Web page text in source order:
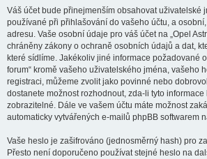
Váš účet bude přinejmenším obsahovat uživatelské
používané při přihlašování do vašeho účtu, a
adresu. Vaše osobní údaje pro váš účet na „Opel
chráněny zákony o ochraně osobních údajů a dat,
které sídlíme. Jakékoliv jiné informace požadované
forum“ kromě vašeho uživatelského jména, vašeho
registraci, můžeme zvolit jako povinné nebo
dostanete možnost rozhodnout, zda-li tyto
zobrazitelné. Dále ve vašem účtu máte možnost
automaticky vytvářených e-mailů phpBB softwarem
Vaše heslo je zašifrováno (jednosměrný hash) pro
Přesto není doporučeno používat stejné heslo na